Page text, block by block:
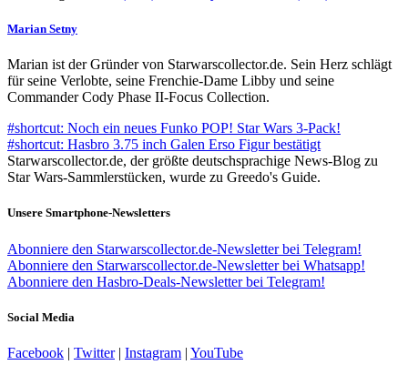
Marian Setny
Marian ist der Gründer von Starwarscollector.de. Sein Herz schlägt
für seine Verlobte, seine Frenchie-Dame Libby und seine
Commander Cody Phase II-Focus Collection.
#shortcut: Noch ein neues Funko POP! Star Wars 3-Pack!
#shortcut: Hasbro 3.75 inch Galen Erso Figur bestätigt
Starwarscollector.de, der größte deutschsprachige News-Blog zu
Star Wars-Sammlerstücken, wurde zu Greedo's Guide.
Unsere Smartphone-Newsletters
Abonniere den Starwarscollector.de-Newsletter bei Telegram!
Abonniere den Starwarscollector.de-Newsletter bei Whatsapp!
Abonniere den Hasbro-Deals-Newsletter bei Telegram!
Social Media
Facebook | Twitter| Instagram | YouTube